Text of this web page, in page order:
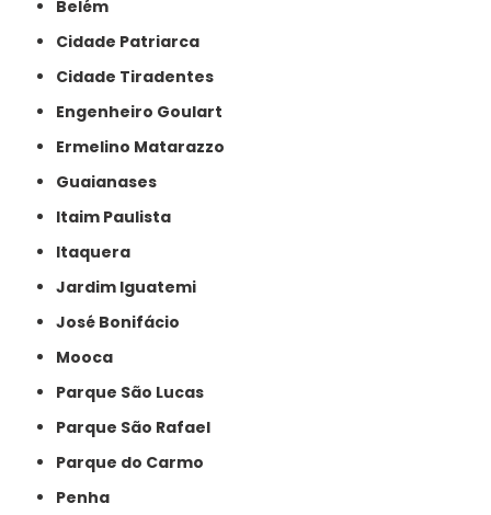
Belém
Cidade Patriarca
Cidade Tiradentes
Engenheiro Goulart
Ermelino Matarazzo
Guaianases
Itaim Paulista
Itaquera
Jardim Iguatemi
José Bonifácio
Mooca
Parque São Lucas
Parque São Rafael
Parque do Carmo
Penha